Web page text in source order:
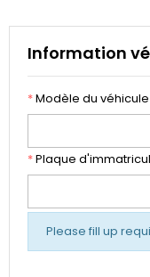
Information
*Modèle du véhicule
*Plaque
Please fill up